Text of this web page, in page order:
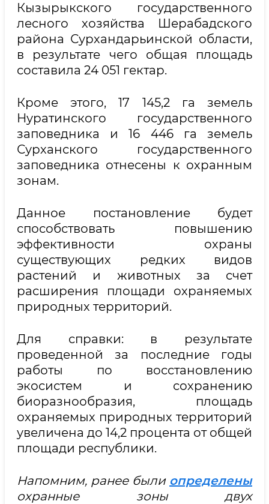
Кызырыкского государственного
лесного хозяйства Шерабадского
района Сурхандарьинской области,
в результате чего общая площадь
составила 24 051 гектар.
Кроме этого, 17 145,2 га земель
Нуратинского государственного
заповедника и 16 446 га земель
Сурханского государственного
заповедника отнесены к охранным
зонам.
Данное постановление будет
способствовать повышению
эффективности охраны
существующих редких видов
растений и животных за счет
расширения площади охраняемых
природных территорий.
Для справки: в результате
проведенной за последние годы
работы по восстановлению
экосистем и сохранению
биоразнообразия, площадь
охраняемых природных территорий
увеличена до 14,2 процента от общей
площади республики.
Напомним, ранее были определены
охранные зоны двух